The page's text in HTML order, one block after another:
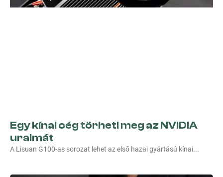
Egy kínai cég törheti meg az NVIDIA
uralmát
A Lisuan G100-as sorozat lehet az első hazai gyártású kínai